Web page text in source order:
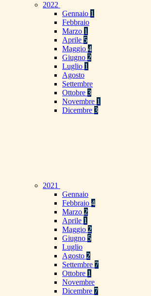
2022
Gennaio 1
Febbraio
Marzo 1
Aprile 5
Maggio 4
Giugno 2
Luglio 1
Agosto
Settembre
Ottobre 3
Novembre 1
Dicembre 3
2021
Gennaio
Febbraio 4
Marzo 2
Aprile 1
Maggio 2
Giugno 5
Luglio
Agosto 2
Settembre 7
Ottobre 1
Novembre
Dicembre 7